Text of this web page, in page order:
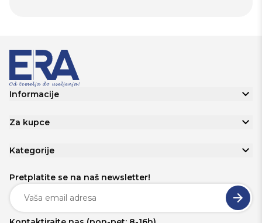
Informacije
Za kupce
Kategorije
Pretplatite se na naš newsletter!